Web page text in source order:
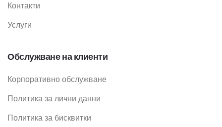
Контакти
Услуги
Обслужване на клиенти
Корпоративно обслужване
Политика за лични данни
Политика за бисквитки